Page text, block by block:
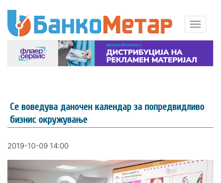
Се воведува даночен календар за попредвидливо
бизнис окружување
2019-10-09 14:00